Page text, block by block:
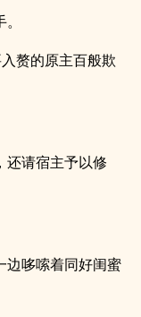
赘的原主百般欺
还请宿主予以修
边哆嗦着同好闺蜜